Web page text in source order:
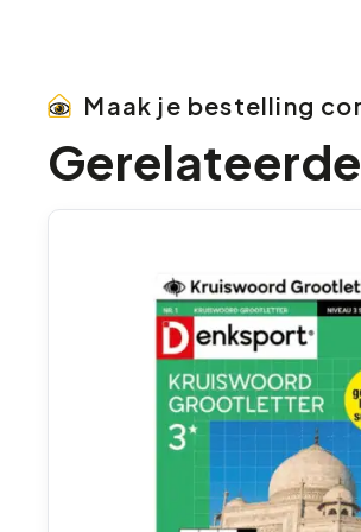
Maak je bestelling